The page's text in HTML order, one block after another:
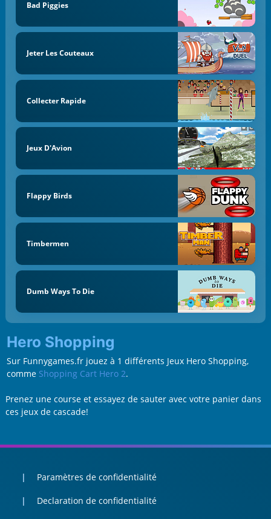
Bad Piggies
Jeter Les Couteaux
Collecter Rapide
Jeux D'Avion
Flappy Birds
Timbermen
Dumb Ways To Die
Hero Shopping
Sur Funnygames.fr jouez à 1 différents Jeux Hero Shopping,
comme Shopping Cart Hero 2.
Prenez une course et essayez de sauter avec votre panier dans
ces jeux de cascade!
Paramètres de confidentialité
Declaration de confidentialité